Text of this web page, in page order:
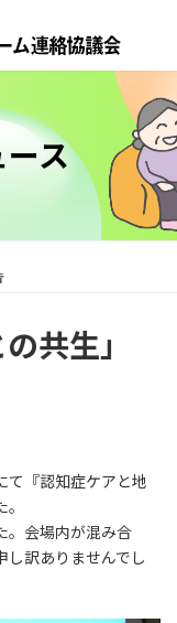
ス
共生」
て『認知症ケアと地
。会場内が混み合
し訳ありませんでし